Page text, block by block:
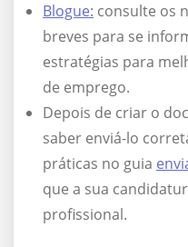
Blogue: consulte os
breves para se
estratégias para
de emprego.
Depois de criar o
saber enviá-lo
práticas no guia
que a sua
profissional.